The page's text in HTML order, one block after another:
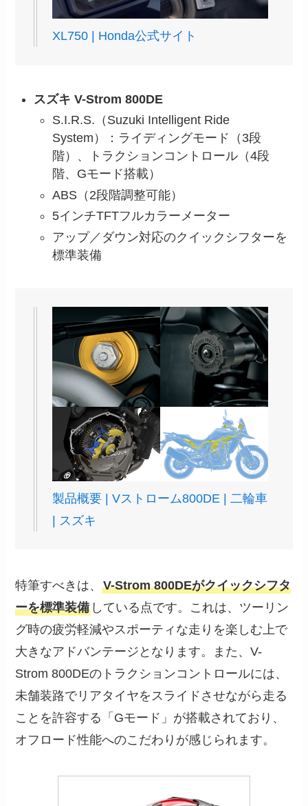
XL750 | Honda公式サイト
スズキ V-Strom 800DE
S.I.R.S.（Suzuki Intelligent Ride
System）：ライディングモード（3段
階）、トラクションコントロール（4段
階、Gモード搭載）
ABS（2段階調整可能）
5インチTFTフルカラーメーター
アップ／ダウン対応のクイックシフターを
標準装備
製品概要 | Vストローム800DE | 二輪車
| スズキ
特筆すべきは、V-Strom 800DEがクイックシフタ
ーを標準装備 している点です。これは、ツーリン
グ時の疲労軽減やスポーティな走りを楽しむ上で
大きなアドバンテージとなります。また、V-
Strom 800DEのトラクションコントロールには、
未舗装路でリアタイヤをスライドさせながら走る
ことを許容する「Gモード」が搭載されており、
オフロード性能へのこだわりが感じられます。